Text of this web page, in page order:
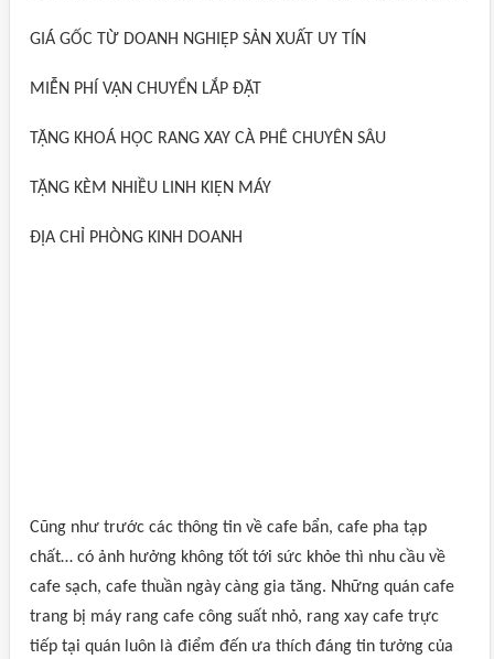
GIÁ GỐC TỪ DOANH NGHIỆP SẢN XUẤT UY TÍN
MIỄN PHÍ VẬN CHUYỂN LẮP ĐẶT
TẶNG KHOÁ HỌC RANG XAY CÀ PHÊ CHUYÊN SÂU
TẶNG KÈM NHIỀU LINH KIỆN MÁY
ĐỊA CHỈ PHÒNG KINH DOANH
Cũng như trước các thông tin về cafe bẩn, cafe pha tạp
chất… có ảnh hưởng không tốt tới sức khỏe thì nhu cầu về
cafe sạch, cafe thuần ngày càng gia tăng. Những quán cafe
trang bị máy rang cafe công suất nhỏ, rang xay cafe trực
tiếp tại quán luôn là điểm đến ưa thích đáng tin tưởng của